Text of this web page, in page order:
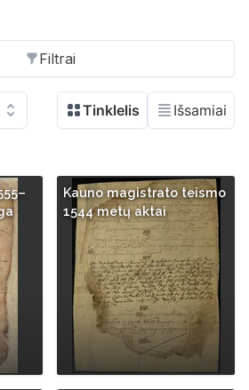
Filtrai
Kauno magistrato teismo
1544 metų aktai